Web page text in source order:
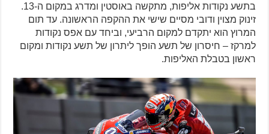
בתשע נקודות אליפות, מתקשה באוסטין ומדרג במקום ה-13.
זינוק מצוין ודובי מסיים שישי את ההקפה הראשונה. עד תום
המרוץ הוא יתקדם למקום הרביעי, וביחד עם אפס נקודות
למרקז – חיסרון של תשע הופך ליתרון של תשע נקודות ומקום
ראשון בטבלת האליפות.